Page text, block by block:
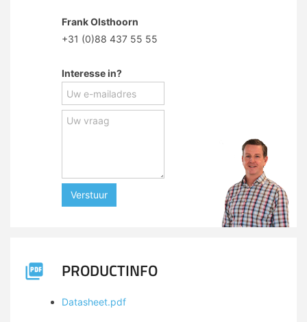
Frank Olsthoorn
+31 (0)88 437 55 55
Interesse in?
Verstuur
PRODUCTINFO
Datasheet.pdf